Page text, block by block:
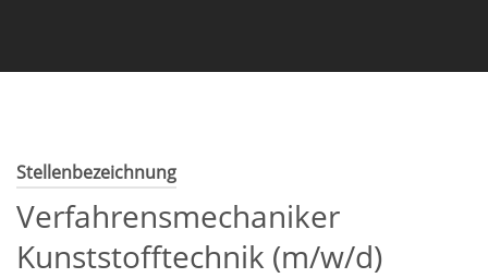
Stellenbezeichnung
Verfahrensmechaniker
Kunststofftechnik (m/w/d)